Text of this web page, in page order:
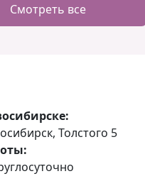
Смотреть все
Толстого 5